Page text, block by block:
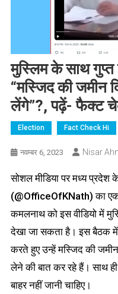
मुस्लिम के साथ
“मस्जिद की जमीन
लेंगे”?, पढ़ें- फैक्ट
Election Fact Check Hi
नवम्बर 6, 2023 Nisar
सोशल मीडिया पर मध्य प्रदेश
(@OfficeOfKNath) का एक
कमलनाथ को इस वीडियो में
देखा जा सकता है। इस बैठक
करते हुए उन्हें मस्जिद की
लेने की बात कर रहे हैं। साथ
बाहर नहीं जानी चाहिए।